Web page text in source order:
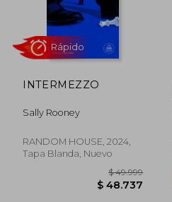
Rápido
INTERMEZZO
Sally Rooney
RANDOM HOUSE, 2024,
Tapa Blanda, Nuevo